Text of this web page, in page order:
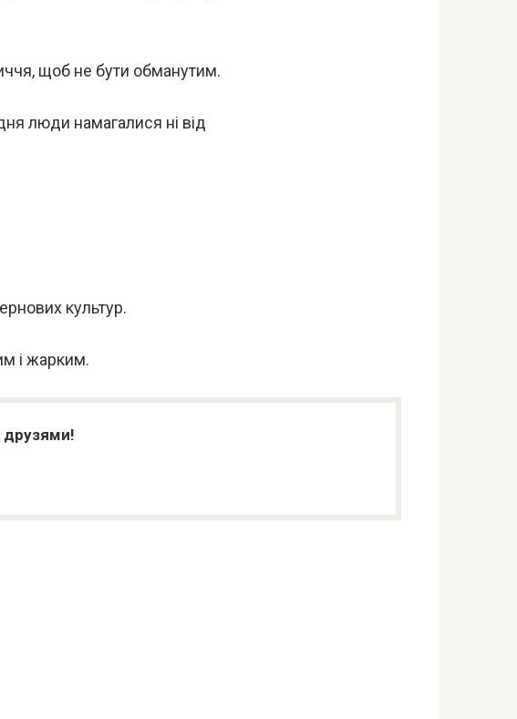
щоб не бути обманутим.
люди намагалися ні від
культур.
і жарким.
друзями!